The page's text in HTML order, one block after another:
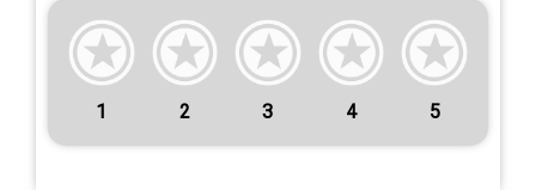
1 2 3 4 5